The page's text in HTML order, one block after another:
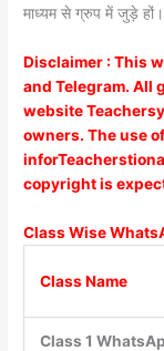
माध्यम से ग्रुप में जुड़े हों।
Disclaimer : This
and Telegram. All
website
owners. The use
copyright is
Class Wise
Class Name
Class 1